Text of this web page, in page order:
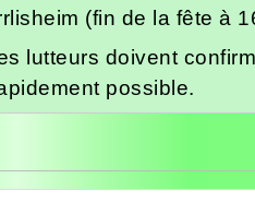
(fin de la fête à
lutteurs doivent
possible.